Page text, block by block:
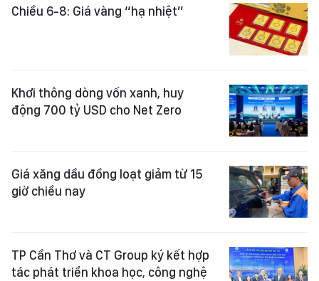
Chiều 6-8: Giá vàng “hạ nhiệt”
Khơi thông dòng vốn xanh, huy
động 700 tỷ USD cho Net Zero
Giá xăng dầu đồng loạt giảm từ 15
giờ chiều nay
TP Cần Thơ và CT Group ký kết hợp
tác phát triển khoa học, công nghệ